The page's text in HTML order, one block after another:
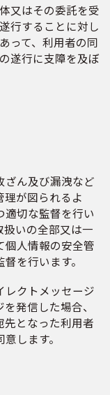
又はその委託を受
行することに対し
って、利用者の同
遂行に支障を及ぼ
ざん及び漏洩など
が図られるよ
適切な監督を行い
扱いの全部又は一
個人情報の安全管
を行います。
レクトメッセージ
発信した場合、
先となった利用者
します。